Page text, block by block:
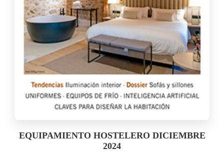
EQUIPAMIENTO HOSTELERO DICIEMBRE
2024